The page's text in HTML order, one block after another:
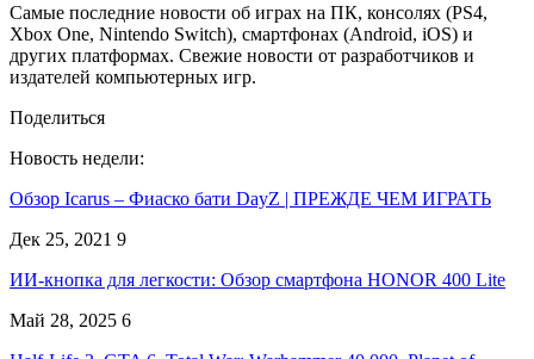
Самые последние новости об играх на ПК, консолях (PS4,
Xbox One, Nintendo Switch), смартфонах (Android, iOS) и
других платформах. Свежие новости от разработчиков и
издателей компьютерных игр.
Поделиться
Новость недели:
Обзор Icarus – Фиаско бати DayZ | ПРЕЖДЕ ЧЕМ ИГРАТЬ
Дек 25, 2021 9
ИИ-кнопка для легкости: Обзор смартфона HONOR 400 Lite
Май 28, 2025 6